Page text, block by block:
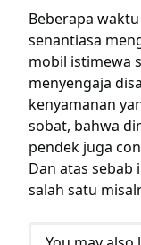
Beberapa
senantiasa
mobil istimewa
menyengaja
kenyamanan
sobat, bahwa
pendek juga
Dan atas sebab
salah satu